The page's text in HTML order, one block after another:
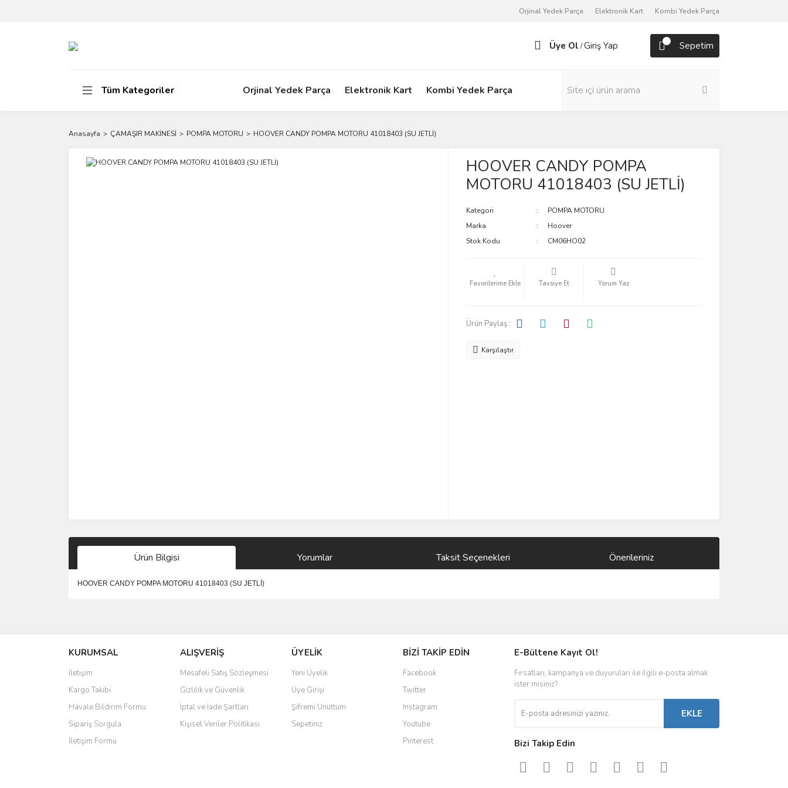
Orjinal Yedek Parça Elektronik Kart Kombi Yedek Parça
Üye Ol /Giriş Yap Sepetim
Tüm Kategoriler Orjinal Yedek Parça Elektronik Kart Kombi Yedek Parça
Anasayfa ÇAMAŞIR MAKİNESİ POMPA MOTORU HOOVER CANDY POMPA MOTORU 41018403 (SU JETLİ)
HOOVER CANDY POMPA
MOTORU 41018403 (SU JETLİ)
Kategori
POMPA MOTORU
Marka
Hoover
Stok Kodu
CM06HO02
Tavsiye Et Yorum Yaz
Ürün Paylaş :
Karşılaştır
Ürün Bilgisi Yorumlar Taksit Seçenekleri Önerileriniz
HOOVER CANDY POMPA MOTORU 41018403 (SU JETLİ)
Ürün resmi kalitesiz, bozuk veya görüntülenemiyor.
Ürün açıklamasında eksik bilgiler bulunuyor.
Ürün bilgilerinde hatalar bulunuyor.
Ürün fiyatı diğer sitelerden daha pahalı.
Bu ürüne benzer farklı alternatifler olmalı.
KURUMSAL
İletişim
Kargo Takibi
Havale Bildirim Formu
Sipariş Sorgula
İletişim Formu
ALIŞVERİŞ
Mesafeli Satış Sözleşmesi
Gizlilik ve Güvenlik
İptal ve İade Şartları
Kişisel Veriler Politikası
ÜYELİK
Yeni Üyelik
Üye Girişi
Şifremi Unuttum
Sepetiniz
BİZİ TAKİP EDİN
Facebook
Twitter
Instagram
Youtube
Pinterest
E-Bültene Kayıt Ol!
Fırsatları, kampanya ve duyuruları ile ilgili e-posta almak
ister misiniz?
EKLE
Bizi Takip Edin